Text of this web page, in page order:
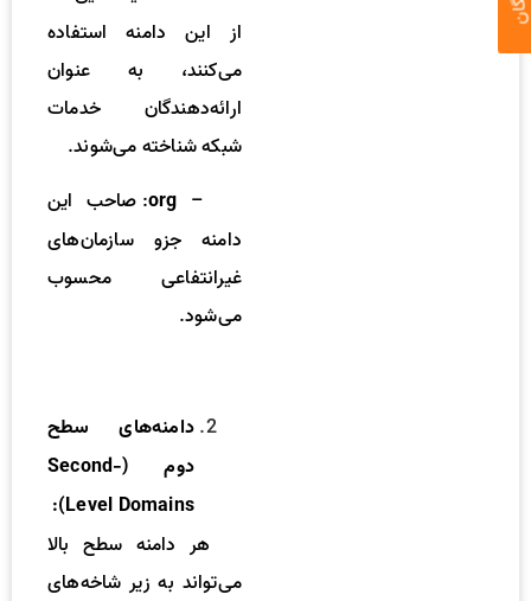
از این دامنه استفاده
می‌کنند، به عنوان
ارائه‌دهندگان خدمات
شبکه شناخته می‌شوند.
–
org: صاحب این
دامنه جزو سازمان‌های
غیرانتفاعی محسوب
می‌شود.
دامنه‌های سطح
دوم (Second-
Level Domains):
هر دامنه سطح بالا
می‌تواند به زیر شاخه‌های